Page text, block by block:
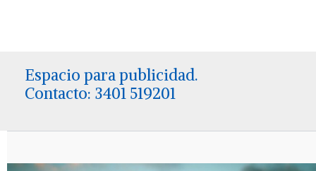
Espacio para publicidad.
Contacto: 3401 519201